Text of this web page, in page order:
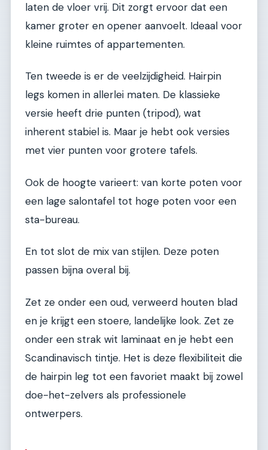
laten de vloer vrij. Dit zorgt ervoor dat een
kamer groter en opener aanvoelt. Ideaal voor
kleine ruimtes of appartementen.
Ten tweede is er de veelzijdigheid. Hairpin
legs komen in allerlei maten. De klassieke
versie heeft drie punten (tripod), wat
inherent stabiel is. Maar je hebt ook versies
met vier punten voor grotere tafels.
Ook de hoogte varieert: van korte poten voor
een lage salontafel tot hoge poten voor een
sta-bureau.
En tot slot de mix van stijlen. Deze poten
passen bijna overal bij.
Zet ze onder een oud, verweerd houten blad
en je krijgt een stoere, landelijke look. Zet ze
onder een strak wit laminaat en je hebt een
Scandinavisch tintje. Het is deze flexibiliteit die
de hairpin leg tot een favoriet maakt bij zowel
doe-het-zelvers als professionele
ontwerpers.